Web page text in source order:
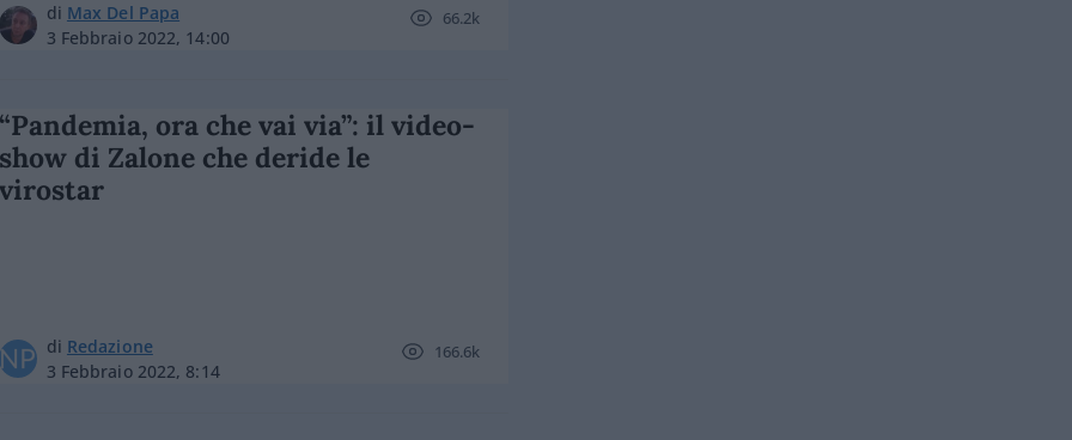
di Max Del Papa
3 Febbraio 2022, 14:00
66.2k
“Pandemia, ora che vai via”: il video-
show di Zalone che deride le
virostar
di Redazione
3 Febbraio 2022, 8:14
166.6k